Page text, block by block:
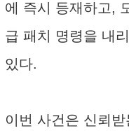
에 즉시 등재하고,
급 패치 명령을 내
있다.
이번 사건은 신뢰